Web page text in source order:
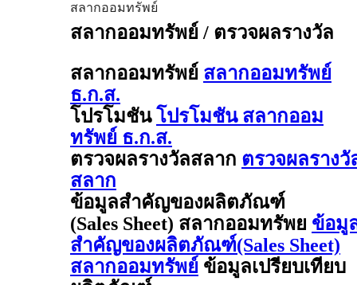
สลากออมทรัพย์
สลากออมทรัพย์ / ตรวจผลรางวัล
สลากออมทรัพย์ สลากออมทรัพย์
ธ.ก.ส.
โปรโมชัน โปรโมชัน สลากออม
ทรัพย์ ธ.ก.ส.
ตรวจผลรางวัลสลาก ตรวจผลรางวั
สลาก
ข้อมูลสำคัญของผลิตภัณฑ์
(Sales Sheet) สลากออมทรัพย ข้อมู
สำคัญของผลิตภัณฑ์(Sales Sheet)
สลากออมทรัพย์ ข้อมูลเปรียบเทียบ